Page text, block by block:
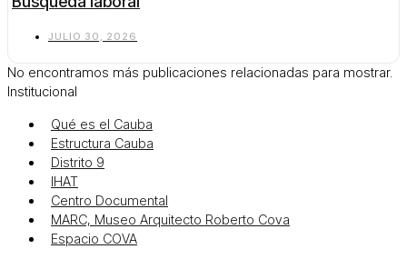
JULIO 30, 2026
No encontramos más publicaciones relacionadas para mostrar.
Institucional
Qué es el Cauba
Estructura Cauba
Distrito 9
IHAT
Centro Documental
MARC, Museo Arquitecto Roberto Cova
Espacio COVA